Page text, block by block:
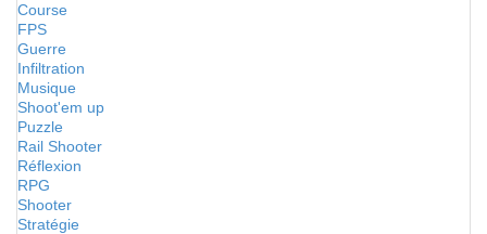
Course
FPS
Guerre
Infiltration
Musique
Shoot'em up
Puzzle
Rail Shooter
Réflexion
RPG
Shooter
Stratégie